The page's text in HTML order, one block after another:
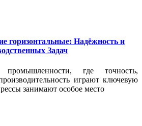
горизонтальные: Надёжность и
Задач
где точность,
играют ключевую
занимают особое место